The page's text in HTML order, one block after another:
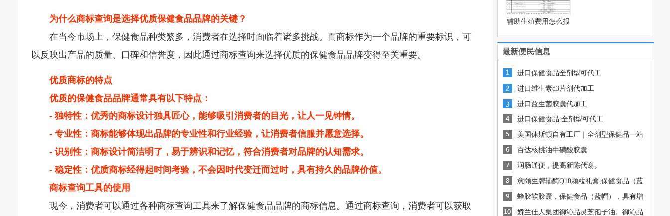
为什么商标查询是选择优质保健食品品牌的关键？
在当今市场上，保健食品种类繁多，消费者在选择时面临着诸多挑战。而商标作为一个品牌的重要标识，可
以反映出产品的质量、口碑和信誉度，因此通过商标查询来选择优质的保健食品品牌变得至关重要。
优质商标的特点
优质的保健食品品牌通常具有以下特点：
- 独特性：优秀的商标设计独具匠心，能够吸引消费者的目光，让人一见钟情。
- 专业性：商标能够体现出品牌的专业性和行业经验，让消费者信服并愿意选择。
- 识别性：商标设计简洁明了，易于辨识和记忆，符合消费者对品牌的认知需求。
- 稳定性：优质商标经得起时间考验，不会因时代变迁而过时，具有持久的品牌价值。
商标查询工具的使用
现今，消费者可以通过各种商标查询工具来了解保健食品品牌的商标信息。通过商标查询，消费者可以获取
辅助生殖费用怎么报
最新便民信息
进口保健食品全剂型可代工
进口维生素d3片剂代加工
进口益生菌胶囊代加工
进口保健食品 全剂型可代工
美国休斯顿自有工厂｜全剂型保健品一站
式OEM/ODM代工
百达核桃油牛磺酸胶囊
润肠通便，提高新陈代谢。
愈颐生牌辅酶Q10颗粒礼盒,保健食品（蓝
帽），有助于增强免疫[图]
蜂胶软胶囊，保健食品（蓝帽），具有增
强免疫力的保健功能[图]
娇兰佳人集团御沁品灵芝孢子油、御沁品